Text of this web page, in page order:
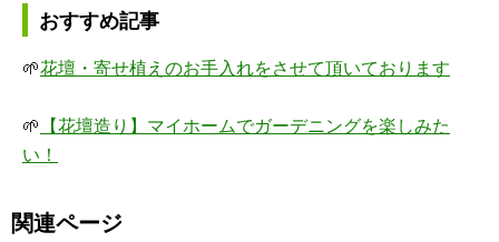
おすすめ記事
🌱花壇・寄せ植えのお手入れをさせて頂いております
🌱 【花壇造り】マイホームでガーデニングを楽しみた
い！
関連ページ